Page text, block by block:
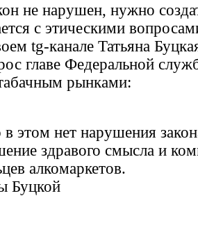
не нарушен, нужно
с этическими
tg-канале Татьяна
главе Федеральной
рынками:
в этом нет нарушения
здравого смысла и
алкомаркетов.
Буцкой